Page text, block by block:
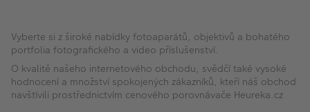
Vyberte si z široké nabídky fotoaparátů, objektivů a bohatého
portfolia fotografického a video příslušenství.
O kvalitě našeho internetového obchodu, svědčí také vysoké
hodnocení a množství spokojených zákazníků, kteří náš obchod
navštívili prostřednictvím cenového porovnávače Heureka.cz